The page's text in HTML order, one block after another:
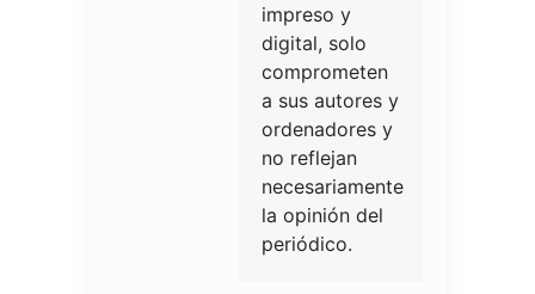
impreso y
digital, solo
comprometen
a sus autores y
ordenadores y
no reflejan
necesariamente
la opinión del
periódico.